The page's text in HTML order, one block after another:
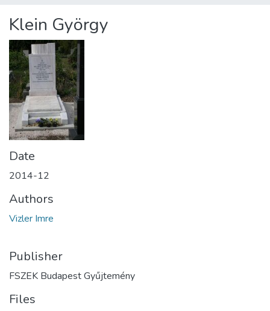
About us
Klein György
Date
2014-12
Authors
Vizler Imre
Publisher
FSZEK Budapest Gyűjtemény
Files